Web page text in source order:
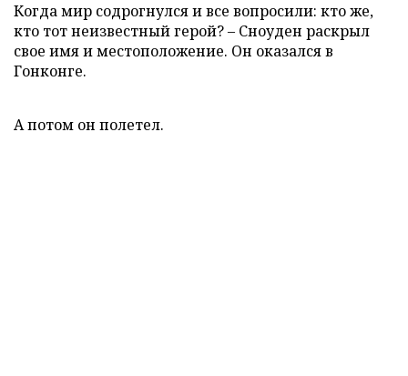
Когда мир содрогнулся и все вопросили: кто же,
кто тот неизвестный герой? – Сноуден раскрыл
свое имя и местоположение. Он оказался в
Гонконге.
А потом он полетел.